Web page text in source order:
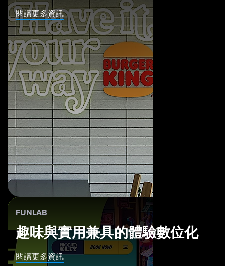
閱讀更多資訊
FUNLAB
趣味與實用兼具的體驗數位化
閱讀更多資訊